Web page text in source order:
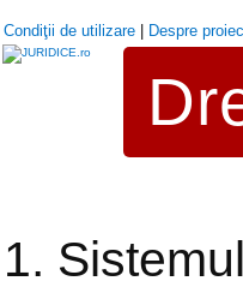
Condiţii de utilizare| Despre
1.